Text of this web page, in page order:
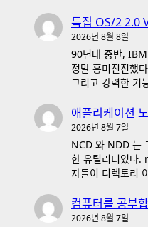
특집 OS/2 2.0
2026년 8월 8일
90년대 중반,
정말 흥미진진했
그리고 강력한 기
애플리케이션
2026년 8월 7일
NCD 와 NDD 는
한 유틸리티였다.
자들이 디렉토리
컴퓨터를 공부
2026년 8월 7일